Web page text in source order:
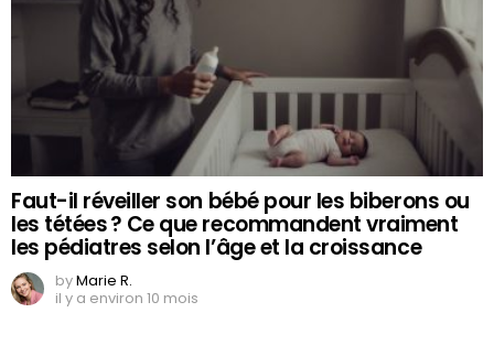
Faut-il réveiller son bébé pour les biberons ou
les tétées ? Ce que recommandent vraiment
les pédiatres selon l’âge et la croissance
byMarie R.
il y a environ 10 mois